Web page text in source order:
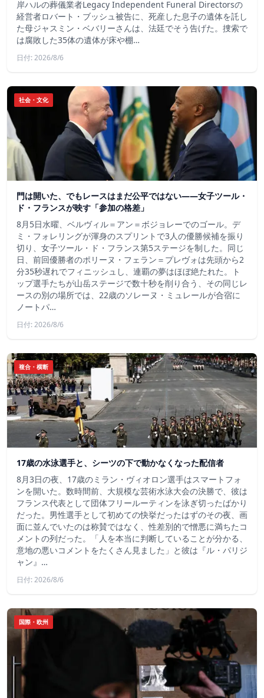
岸ハルの葬儀業者Legacy Independent Funeral Directorsの
経営者ロバート・ブッシュ被告に、死産した息子の遺体を託し
た母ジャスミン・ベバリーさんは、法廷でそう告げた。捜索で
は腐敗した35体の遺体が床や棚…
日付: 2026/8/6
社会・文化
門は開いた、でもレースはまだ公平ではない――女子ツール・
ド・フランスが映す「参加の格差」
8月5日水曜、ベルヴィル＝アン＝ボジョレーでのゴール。デ
ミ・フォレリングが渾身のスプリントで3人の優勝候補を振り
切り、女子ツール・ド・フランス第5ステージを制した。同じ
日、前回優勝者のポリーヌ・フェラン＝プレヴォは先頭から2
分35秒遅れでフィニッシュし、連覇の夢はほぼ絶たれた。ト
ップ選手たちが山岳ステージで数十秒を削り合う、その同じレ
ースの別の場所では、22歳のソレーヌ・ミュレールが合宿に
ノートパ…
日付: 2026/8/6
複合・横断
17歳の水泳選手と、シーツの下で動かなくなった配信者
8月3日の夜、17歳のミラン・ヴィオロン選手はスマートフォ
ンを開いた。数時間前、大規模な芸術水泳大会の決勝で、彼は
フランス代表として団体フリールーティンを泳ぎ切ったばかり
だった。男性選手として初めての快挙だったはずのその夜、画
面に並んでいたのは称賛ではなく、性差別的で憎悪に満ちたコ
メントの列だった。「人を本当に判断していることが分かる、
意地の悪いコメントをたくさん見ました」と彼は『ル・パリジ
ャン』…
日付: 2026/8/6
国際・欧州